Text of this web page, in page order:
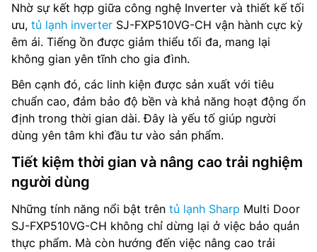
Nhờ sự kết hợp giữa công nghệ Inverter và thiết kế tối
ưu, tủ lạnh inverter SJ-FXP510VG-CH vận hành cực kỳ
êm ái. Tiếng ồn được giảm thiểu tối đa, mang lại
không gian yên tĩnh cho gia đình.
Bên cạnh đó, các linh kiện được sản xuất với tiêu
chuẩn cao, đảm bảo độ bền và khả năng hoạt động ổn
định trong thời gian dài. Đây là yếu tố giúp người
dùng yên tâm khi đầu tư vào sản phẩm.
Tiết kiệm thời gian và nâng cao trải nghiệm
người dùng
Những tính năng nổi bật trên tủ lạnh Sharp Multi Door
SJ-FXP510VG-CH không chỉ dừng lại ở việc bảo quản
thực phẩm. Mà còn hướng đến việc nâng cao trải